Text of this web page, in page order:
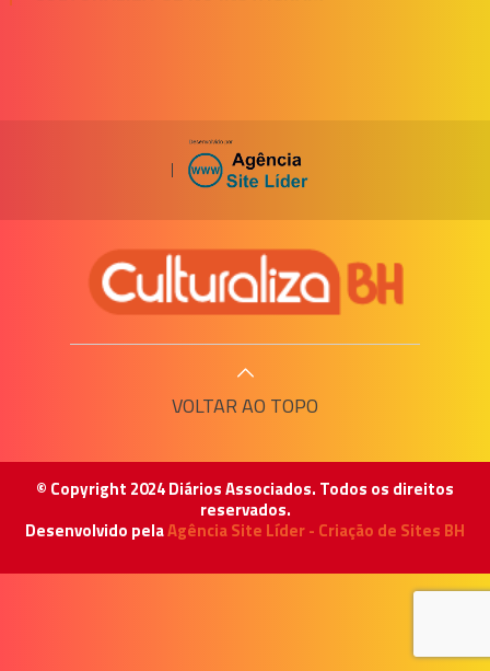
|
VOLTAR AO TOPO
© Copyright 2024 Diários Associados. Todos os direitos
reservados.
Desenvolvido pelaAgência Site Líder - Criação de Sites BH